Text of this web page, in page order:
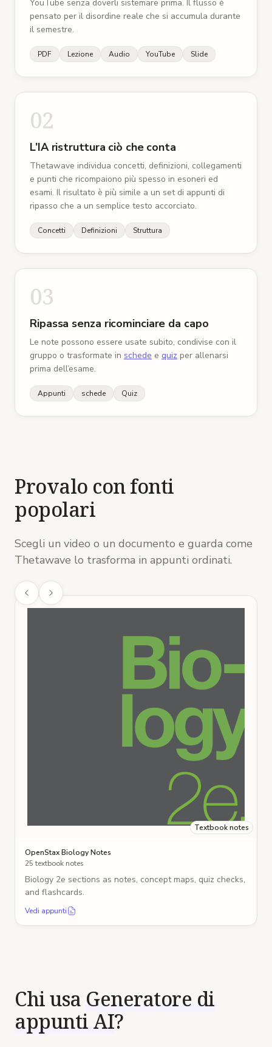
Leggi in una lingua, prendi appunti in un'altra —
o lascia che Theta si allinei automaticamente
YouTube senza doverli sistemare prima. Il flusso è
pensato per il disordine reale che si accumula durante
il semestre.
PDF Lezione Audio YouTube Slide
02
L’IA ristruttura ciò che conta
Thetawave individua concetti, definizioni, collegamenti
e punti che ricompaiono più spesso in esoneri ed
esami. Il risultato è più simile a un set di appunti di
ripasso che a un semplice testo accorciato.
Concetti Definizioni Struttura
03
Ripassa senza ricominciare da capo
Le note possono essere usate subito, condivise con il
gruppo o trasformate in schede e quiz per allenarsi
prima dell’esame.
Appunti schede Quiz
Provalo con fonti
popolari
Scegli un video o un documento e guarda come
Thetawave lo trasforma in appunti ordinati.
Textbook notes
OpenStax Biology Notes
25 textbook notes
Biology 2e sections as notes, concept maps, quiz checks,
and flashcards.
Vedi appunti
Chi usa Generatore di
appunti AI?